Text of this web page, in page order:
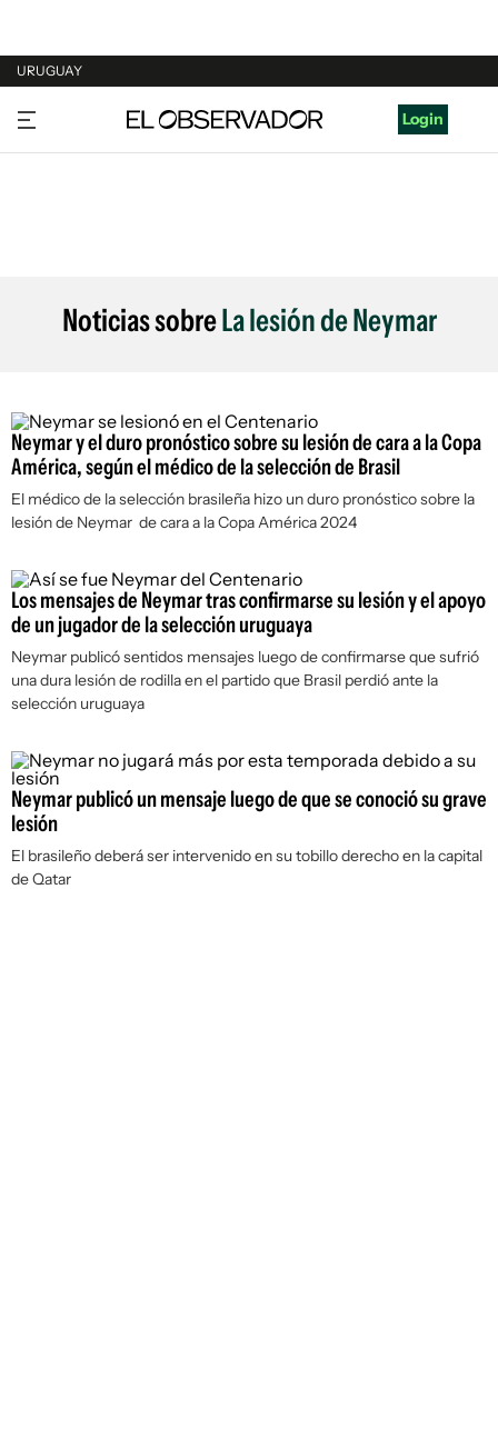
URUGUAY
URUGUAY
ARGENTINA
Login
Noticias sobreLa lesión de Neymar
Neymar y el duro pronóstico sobre su lesión de cara a la Copa
América, según el médico de la selección de Brasil
El médico de la selección brasileña hizo un duro pronóstico sobre la
lesión de Neymar de cara a la Copa América 2024
Los mensajes de Neymar tras confirmarse su lesión y el apoyo
de un jugador de la selección uruguaya
Neymar publicó sentidos mensajes luego de confirmarse que sufrió
una dura lesión de rodilla en el partido que Brasil perdió ante la
selección uruguaya
Neymar publicó un mensaje luego de que se conoció su grave
lesión
El brasileño deberá ser intervenido en su tobillo derecho en la capital
de Qatar